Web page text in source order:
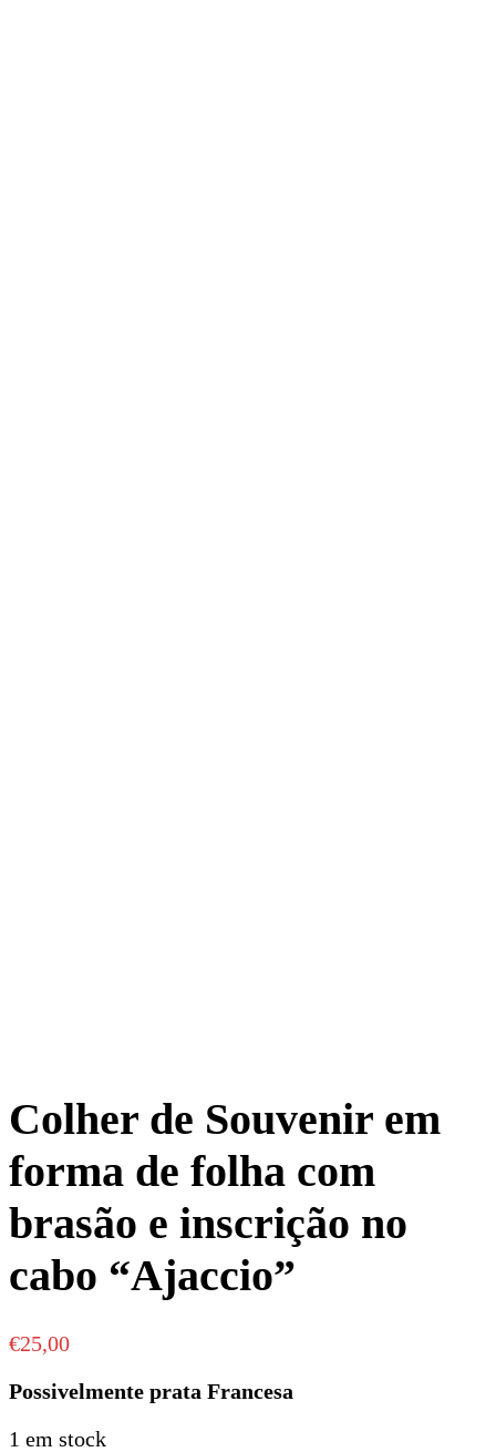
Colher de Souvenir em
forma de folha com
brasão e inscrição no
cabo “Ajaccio”
€25,00
Possivelmente prata Francesa
1 em stock